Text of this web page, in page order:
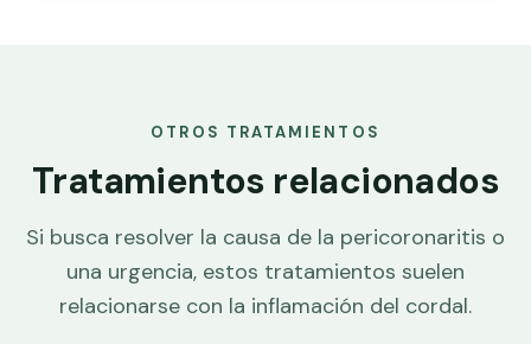
OTROS TRATAMIENTOS
Tratamientos relacionados
Si busca resolver la causa de la pericoronaritis o
una urgencia, estos tratamientos suelen
relacionarse con la inflamación del cordal.